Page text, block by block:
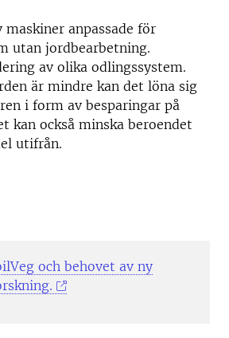
maskiner anpassade för
utan jordbearbetning.
av olika odlingssystem.
är mindre kan det löna sig
i form av besparingar på
kan också minska beroendet
utifrån.
och behovet av ny